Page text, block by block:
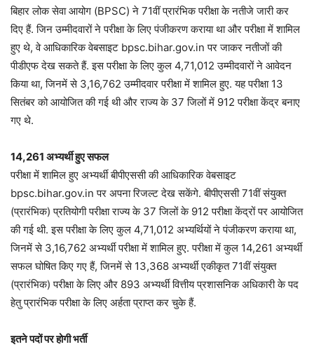
बिहार लोक सेवा आयोग (BPSC) ने 71वीं प्रारंभिक परीक्षा के नतीजे जारी कर
दिए हैं. जिन उम्मीदवारों ने परीक्षा के लिए पंजीकरण कराया था और परीक्षा में शामिल
हुए थे, वे आधिकारिक वेबसाइट bpsc.bihar.gov.in पर जाकर नतीजों की
पीडीएफ देख सकते हैं. इस परीक्षा के लिए कुल 4,71,012 उम्मीदवारों ने आवेदन
किया था, जिनमें से 3,16,762 उम्मीदवार परीक्षा में शामिल हुए. यह परीक्षा 13
सितंबर को आयोजित की गई थी और राज्य के 37 जिलों में 912 परीक्षा केंद्र बनाए
गए थे.
14,261 अभ्यर्थी हुए सफल
परीक्षा में शामिल हुए अभ्यर्थी बीपीएससी की आधिकारिक वेबसाइट
bpsc.bihar.gov.in पर अपना रिजल्ट देख सकेंगे. बीपीएससी 71वीं संयुक्त
(प्रारंभिक) प्रतियोगी परीक्षा राज्य के 37 जिलों के 912 परीक्षा केंद्रों पर आयोजित
की गई थी. इस परीक्षा के लिए कुल 4,71,012 अभ्यर्थियों ने पंजीकरण कराया था,
जिनमें से 3,16,762 अभ्यर्थी परीक्षा में शामिल हुए. परीक्षा में कुल 14,261 अभ्यर्थी
सफल घोषित किए गए हैं, जिनमें से 13,368 अभ्यर्थी एकीकृत 71वीं संयुक्त
(प्रारंभिक) परीक्षा के लिए और 893 अभ्यर्थी वित्तीय प्रशासनिक अधिकारी के पद
हेतु प्रारंभिक परीक्षा के लिए अर्हता प्राप्त कर चुके हैं.
इतने पदों पर होगी भर्ती